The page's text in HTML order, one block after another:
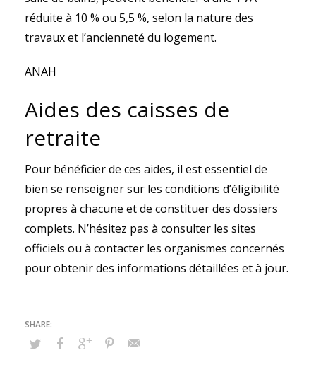
réduite à 10 % ou 5,5 %, selon la nature des
travaux et l’ancienneté du logement.
ANAH
Aides des caisses de
retraite
Pour bénéficier de ces aides, il est essentiel de
bien se renseigner sur les conditions d’éligibilité
propres à chacune et de constituer des dossiers
complets. N’hésitez pas à consulter les sites
officiels ou à contacter les organismes concernés
pour obtenir des informations détaillées et à jour.